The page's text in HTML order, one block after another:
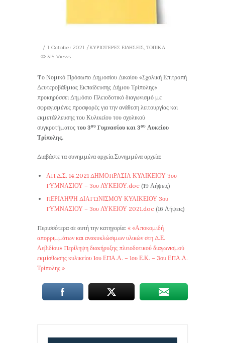
1 October 2021 ΚΥΡΙΟΤΕΡΕΣ ΕΙΔΗΣΕΙΣ,ΤΟΠΙΚΑ
315 Views
Tο Νομικό Πρόσωπο Δημοσίου Δικαίου «Σχολική Επιτροπή
Δευτεροβάθμιας Εκπαίδευσης Δήμου Τρίπολης»
προκηρύσσει Δημόσιο Πλειοδοτικό διαγωνισμό με
σφραγισμένες προσφορές για την ανάθεση λειτουργίας και
εκμετάλλευσης του Κυλικείου του σχολικού
συγκροτήματος του 3ου Γυμνασίου και 3ου Λυκείου
Τρίπολης.
Διαβάστε τα συνημμένα αρχεία.Συνημμένα αρχεία:
ΑΠ.Δ.Σ. 14.2021 ΔΗΜΟΠΡΑΣΙΑ ΚΥΛΙΚΕΙΟΥ 3ου
ΓΥΜΝΑΣΙΟΥ – 3ου ΛΥΚΕΙΟΥ.doc (19 Λήψεις)
ΠΕΡΙΛΗΨΗ ΔΙΑΓΩΝΙΣΜΟΥ ΚΥΛΙΚΕΙΟΥ 3ου
ΓΥΜΝΑΣΙΟΥ – 3ου ΛΥΚΕΙΟΥ 2021.doc (16 Λήψεις)
Περισσότερα σε αυτή την κατηγορία: « «Αποκομιδή
απορριμμάτων και ανακυκλώσιμων υλικών στη Δ.Ε.
Λεβιδίου» Περίληψη διακήρυξης πλειοδοτικού διαγωνισμού
εκμίσθωσης κυλικείου 1ου ΕΠΑ.Λ. – 1ου Ε.Κ. – 3ου ΕΠΑ.Λ.
Τρίπολης »